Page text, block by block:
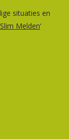
situaties en
Slim Melden‘